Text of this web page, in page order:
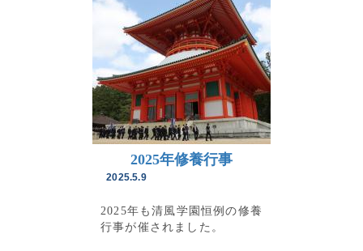
2025年修養行事
2025.5.9
2025年も清風学園恒例の修養
行事が催されました。